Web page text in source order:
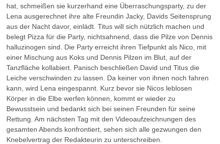
hat, schmeißen sie kurzerhand eine Überraschungsparty, zu der
Lena ausgerechnet ihre alte Freundin Jacky, Davids Seitensprung
aus der Nacht davor, einlädt. Titus will sich nützlich machen und
belegt Pizza für die Party, nichtsahnend, dass die Pilze von Dennis
halluzinogen sind. Die Party erreicht ihren Tiefpunkt als Nico, mit
einer Mischung aus Koks und Dennis Pilzen im Blut, auf der
Tanzfläche kollabiert. Panisch beschließen David und Titus die
Leiche verschwinden zu lassen. Da keiner von ihnen noch fahren
kann, wird Lena eingespannt. Kurz bevor sie Nicos leblosen
Körper in die Elbe werfen können, kommt er wieder zu
Bewusstsein und bedankt sich bei seinen Freunden für seine
Rettung. Am nächsten Tag mit den Videoaufzeichnungen des
gesamten Abends konfrontiert, sehen sich alle gezwungen den
Knebelvertrag der Redakteurin zu unterschreiben.